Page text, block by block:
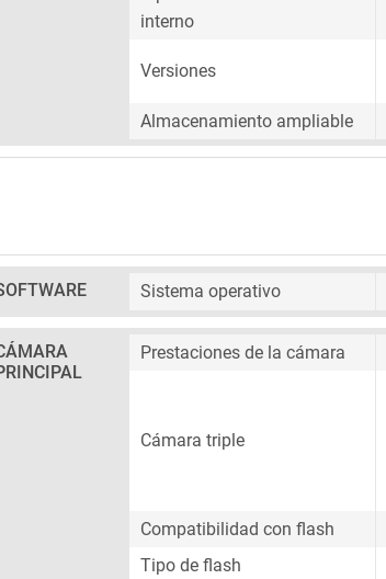
interno
Versiones
Almacenamiento ampliable
Sistema operativo
Prestaciones de la cámara
Cámara triple
Compatibilidad con flash
Tipo de flash